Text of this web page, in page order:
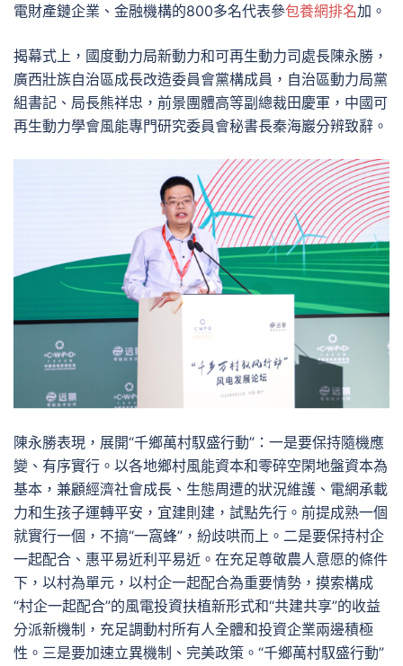
電財產鏈企業、金融機構的800多名代表參包養網排名加。
揭幕式上，國度動力局新動力和可再生動力司處長陳永勝，
廣西壯族自治區成長改造委員會黨構成員，自治區動力局黨
組書記、局長熊祥忠，前景團體高等副總裁田慶軍，中國可
再生動力學會風能專門研究委員會秘書長秦海巖分辨致辭。
陳永勝表現，展開“千鄉萬村馭盛行動”：一是要保持隨機應
變、有序實行。以各地鄉村風能資本和零碎空閑地盤資本為
基本，兼顧經濟社會成長、生態周遭的狀況維護、電網承載
力和生孩子運轉平安，宜建則建，試點先行。前提成熟一個
就實行一個，不搞“一窩蜂”，紛歧哄而上。二是要保持村企
一起配合、惠平易近利平易近。在充足尊敬農人意愿的條件
下，以村為單元，以村企一起配合為重要情勢，摸索構成
“村企一起配合”的風電投資扶植新形式和“共建共享”的收益
分派新機制，充足調動村所有人全體和投資企業兩邊積極
性。三是要加速立異機制、完美政策。“千鄉萬村馭盛行動”